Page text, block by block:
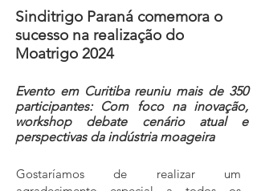
Sinditrigo Paraná comemora o
sucesso na realização do
Moatrigo 2024
Evento em Curitiba reuniu mais de 350
participantes: Com foco na inovação,
workshop debate cenário atual e
perspectivas da indústria moageira
Gostaríamos de realizar um